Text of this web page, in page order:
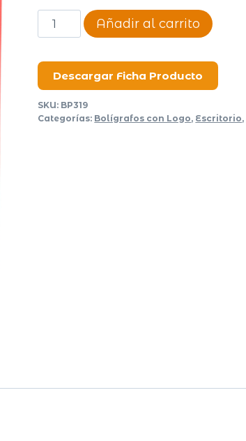
Bolígrafo
Sheldon
Añadir al carrito
Descargar Ficha Producto
SKU: BP319
Categorías: Bolígrafos con Logo, Escritorio,